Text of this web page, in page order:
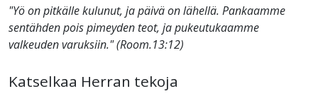
"Yö on pitkälle kulunut, ja päivä on lähellä. Pankaamme
sentähden pois pimeyden teot, ja pukeutukaamme
valkeuden varuksiin." (Room.13:12)
Katselkaa Herran tekoja